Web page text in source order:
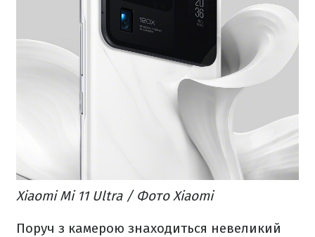
Xiaomi Mi 11 Ultra / Фото Xiaomi
Поруч з камерою знаходиться невеликий